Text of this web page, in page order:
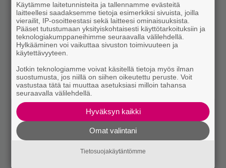
Käytämme laitetunnisteita ja tallennamme evästeitä
laitteellesi saadaksemme tietoja esimerkiksi sivuista, joilla
vierailit, IP-osoitteestasi sekä laitteesi ominaisuuksista.
Pääset tutustumaan yksityiskohtaisesti käyttötarkoituksiin ja
teknologiakumppaneihimme seuraavalla välilehdellä.
Hylkääminen voi vaikuttaa sivuston toimivuuteen ja
käytettävyyteen.
Jotkin teknologiamme voivat käsitellä tietoja myös ilman
suostumusta, jos niillä on siihen oikeutettu peruste. Voit
vastustaa tätä tai muuttaa asetuksiasi milloin tahansa
seuraavalla välilehdellä.
Hyväksyn kaikki
Omat valintani
Tietosuojakäytäntömme